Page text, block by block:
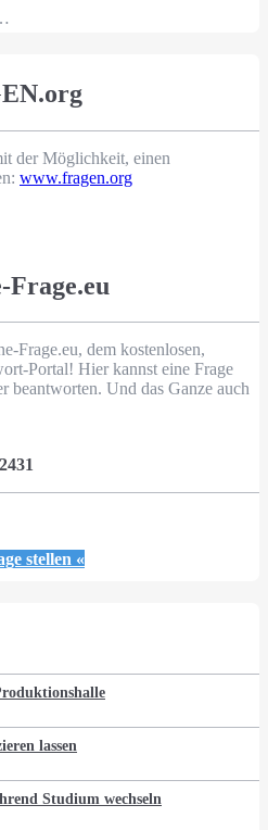
der Möglichkeit, einen
www.fragen.org
Frage.eu
Frage.eu, dem kostenlosen,
Portal! Hier kannst eine Frage
beantworten. Und das Ganze auch
stellen «
lassen
Studium wechseln